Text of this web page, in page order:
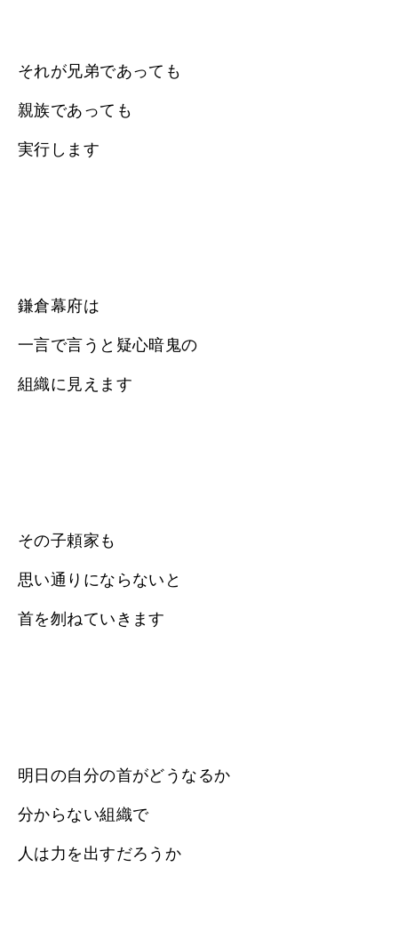
それが兄弟であっても
親族であっても
実行します
鎌倉幕府は
一言で言うと疑心暗鬼の
組織に見えます
その子頼家も
思い通りにならないと
首を刎ねていきます
明日の自分の首がどうなるか
分からない組織で
人は力を出すだろうか